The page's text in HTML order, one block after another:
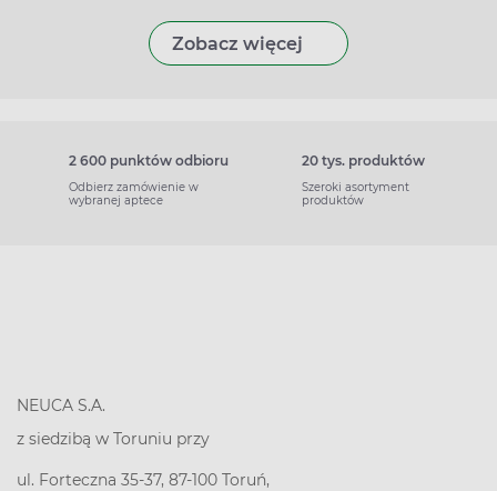
Zobacz więcej
2 600 punktów odbioru
Odbierz zamówienie w
wybranej aptece
20 tys. produktów
Szeroki asortyment
produktów
NEUCA S.A.
z siedzibą w Toruniu przy
ul. Forteczna 35-37, 87-100 Toruń,